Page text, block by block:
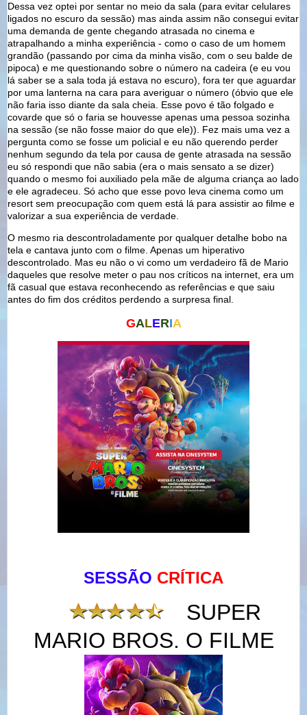
Dessa vez optei por sentar no meio da sala (para evitar celulares
ligados no escuro da sessão) mas ainda assim não consegui evitar
uma demanda de gente chegando atrasada no cinema e
atrapalhando a minha experiência - como o caso de um homem
grandão (passando por cima da minha visão, com o seu balde de
pipoca) e me questionando sobre o número na cadeira (e eu vou
lá saber se a sala toda já estava no escuro), fora ter que aguardar
por uma lanterna na cara para averiguar o número (óbvio que ele
não faria isso diante da sala cheia. Esse povo é tão folgado e
covarde que só o faria se houvesse apenas uma pessoa sozinha
na sessão (se não fosse maior do que ele)). Fez mais uma vez a
pergunta como se fosse um policial e eu não querendo perder
nenhum segundo da tela por causa de gente atrasada na sessão
eu só respondi que não sabia (era o mais sensato a se dizer)
quando o mesmo foi auxiliado pela mãe de alguma criança ao lado
e ele agradeceu. Só acho que esse povo leva cinema como um
resort sem preocupação com quem está lá para assistir ao filme e
valorizar a sua experiência de verdade.
O mesmo ria descontroladamente por qualquer detalhe bobo na
tela e cantava junto com o filme. Apenas um hiperativo
descontrolado. Mas eu não o vi como um verdadeiro fã de Mario
daqueles que resolve meter o pau nos críticos na internet, era um
fã casual que estava reconhecendo as referências e que saiu
antes do fim dos créditos perdendo a surpresa final.
GALERIA
SESSÃO CRÍTICA
SUPER
MARIO BROS. O FILME